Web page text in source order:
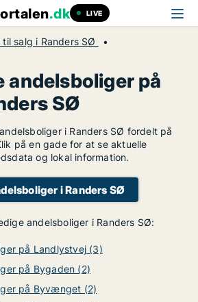
.dk LIVE
salg i Randers SØ
andelsboliger på
SØ
i Randers SØ fordelt på
på en gade for at se aktuelle
og lokal information.
i Randers SØ
andelsboliger i Randers SØ:
på Landlystvej (3)
på Bygaden (2)
på Byvænget (2)